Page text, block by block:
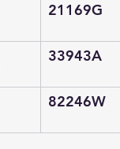
21169G
33943A
82246W